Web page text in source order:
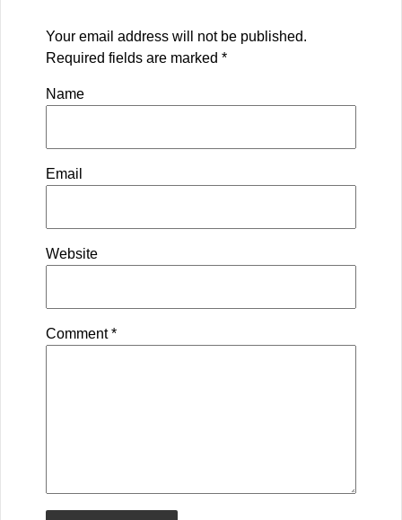
Your email address will not be published.
Required fields are marked *
Name
Email
Website
Comment*